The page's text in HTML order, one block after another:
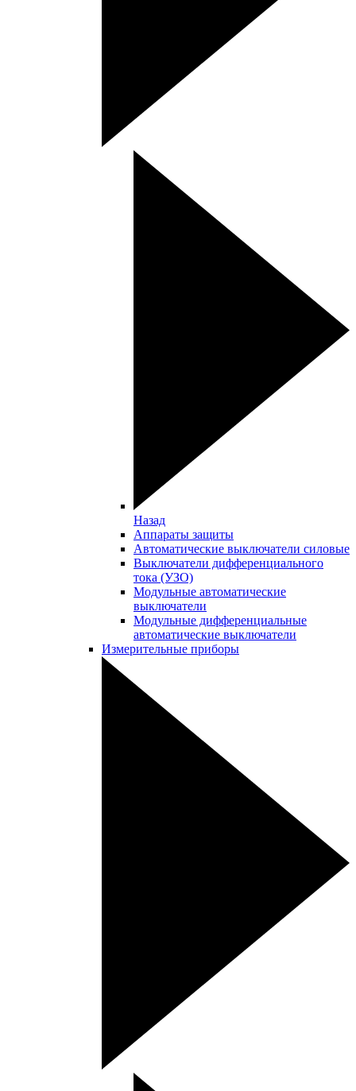
Назад
Аппараты защиты
Автоматические выключатели силовые
Выключатели дифференциального
тока (УЗО)
Модульные автоматические
выключатели
Модульные дифференциальные
автоматические выключатели
Измерительные приборы